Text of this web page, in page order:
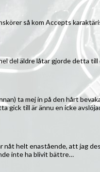
så kom Accepts
del äldre låtar gjorde detta till
ta mej in på den hårt
gick till är ännu en icke
nåt helt enastående, att jag
inte ha blivit bättre…